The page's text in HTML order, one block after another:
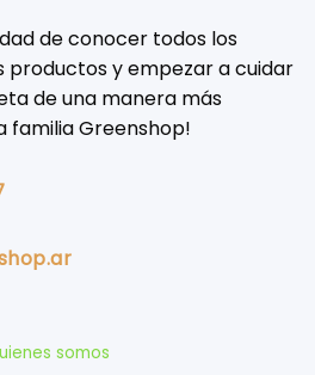
de conocer todos los
productos y empezar a cuidar
de una manera más
familia Greenshop!
somos